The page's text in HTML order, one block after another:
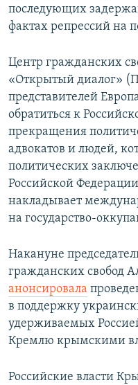
последующих
фактах репрессий на
Центр гражданских
«Открытый диалог»
представителей
обратиться к
прекращения
адвокатов и людей,
политических
Российской
накладывает
на государство-
Накануне
гражданских свобод
анонсировала
в поддержку
удерживаемых
Кремлю крымскими
Российские власти